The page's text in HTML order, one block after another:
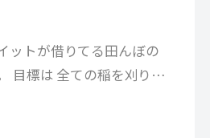
ットが借りてる田んぼの
目標は 全ての稲を刈り、
してそれに伴う作